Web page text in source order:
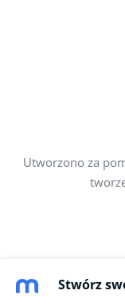
Utworzono za
Stwórz